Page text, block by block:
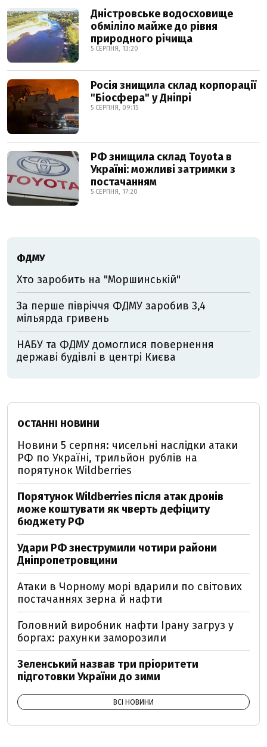
Дністровське водосховище
обміліло майже до рівня
природного річища
5 СЕРПНЯ, 13:20
Росія знищила склад корпорації
"Біосфера" у Дніпрі
5 СЕРПНЯ, 09:15
РФ знищила склад Toyota в
Україні: можливі затримки з
постачанням
5 СЕРПНЯ, 17:20
ФДМУ
Хто заробить на "Моршинській"
За перше півріччя ФДМУ заробив 3,4
мільярда гривень
НАБУ та ФДМУ домоглися повернення
державі будівлі в центрі Києва
ОСТАННІ НОВИНИ
Новини 5 серпня: чисельні наслідки атаки
РФ по Україні, трильйон рублів на
порятунок Wildberries
Порятунок Wildberries після атак дронів
може коштувати як чверть дефіциту
бюджету РФ
Удари РФ знеструмили чотири райони
Дніпропетровщини
Атаки в Чорному морі вдарили по світових
постачаннях зерна й нафти
Головний виробник нафти Ірану загруз у
боргах: рахунки заморозили
Зеленський назвав три пріоритети
підготовки України до зими
ВСІ НОВИНИ